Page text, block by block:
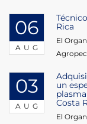
06
AUG
Rica
El
03
AUG
un
Costa
El